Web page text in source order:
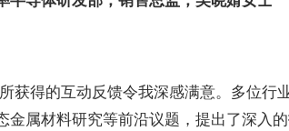
获得的互动反馈令我深感满意。多位行
金属材料研究等前沿议题，提出了深入